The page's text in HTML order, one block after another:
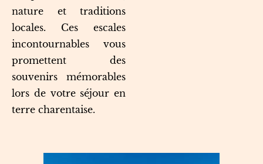
nature et traditions
locales. Ces escales
incontournables vous
promettent des
souvenirs mémorables
lors de votre séjour en
terre charentaise.